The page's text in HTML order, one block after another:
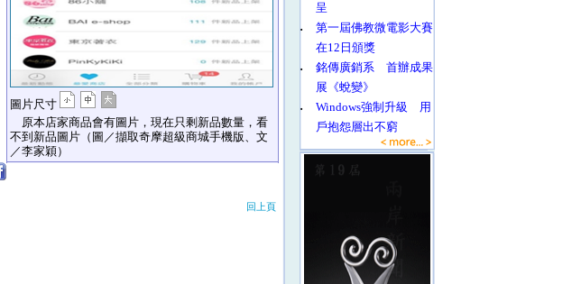
圖片尺寸
原本店家商品會有圖片，現在只剩新品數量，看
不到新品圖片（圖／擷取奇摩超級商城手機版、文
／李家穎）
回上頁
呈
‧
第一屆佛教微電影大賽
在12日頒獎
‧
銘傳廣銷系 首辦成果
展《蛻變》
‧
Windows強制升級 用
戶抱怨層出不窮